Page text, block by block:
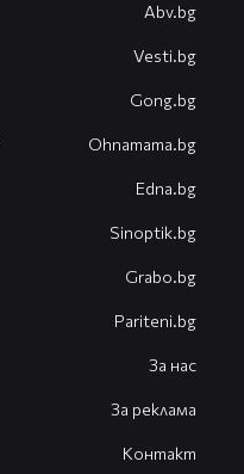
Abv.bg
Vesti.bg
Gong.bg
Оhnamama.bg
Edna.bg
Sinoptik.bg
Grabo.bg
Pariteni.bg
За нас
За реклама
Контакт